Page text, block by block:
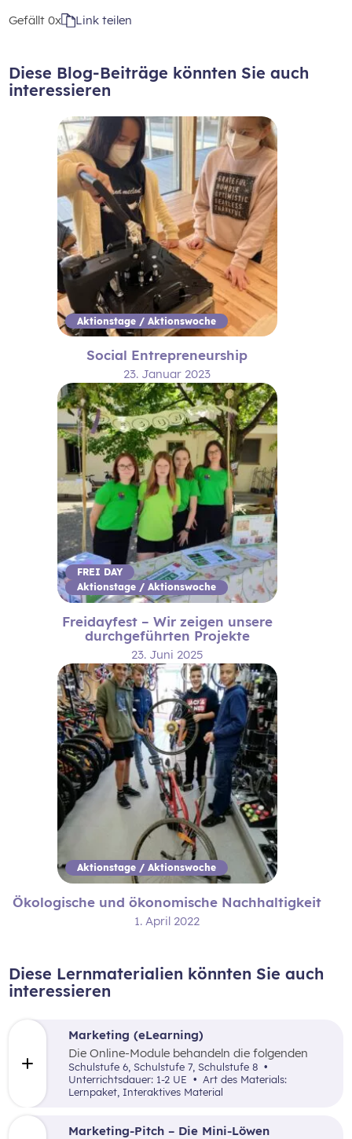
Gefällt0x Link teilen
Diese Blog-Beiträge könnten Sie auch
interessieren
Aktionstage / Aktionswoche
Social Entrepreneurship
23. Januar 2023
FREI DAY
Aktionstage / Aktionswoche
Freidayfest – Wir zeigen unsere
durchgeführten Projekte
23. Juni 2025
Aktionstage / Aktionswoche
Ökologische und ökonomische Nachhaltigkeit
1. April 2022
Diese Lernmaterialien könnten Sie auch
interessieren
Marketing (eLearning)
Die Online-Module behandeln die folgenden
Themen: Was ist Marketing, Marktforschung,
die 4P (Price, Promotion, Place und Product)
sowie zentrale Begriffe.
Schulstufe 6, Schulstufe 7, Schulstufe 8
Unterrichtsdauer: 1-2 UE
Lernpaket, Interaktives Material
Marketing-Pitch – Die Mini-Löwen